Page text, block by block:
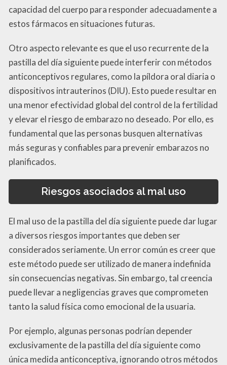
capacidad del cuerpo para responder adecuadamente a
estos fármacos en situaciones futuras.
Otro aspecto relevante es que el uso recurrente de la
pastilla del día siguiente puede interferir con métodos
anticonceptivos regulares, como la píldora oral diaria o
dispositivos intrauterinos (DIU). Esto puede resultar en
una menor efectividad global del control de la fertilidad
y elevar el riesgo de embarazo no deseado. Por ello, es
fundamental que las personas busquen alternativas
más seguras y confiables para prevenir embarazos no
planificados.
Riesgos asociados al mal uso
El mal uso de la pastilla del día siguiente puede dar lugar
a diversos riesgos importantes que deben ser
considerados seriamente. Un error común es creer que
este método puede ser utilizado de manera indefinida
sin consecuencias negativas. Sin embargo, tal creencia
puede llevar a negligencias graves que comprometen
tanto la salud física como emocional de la usuaria.
Por ejemplo, algunas personas podrían depender
exclusivamente de la pastilla del día siguiente como
única medida anticonceptiva, ignorando otros métodos